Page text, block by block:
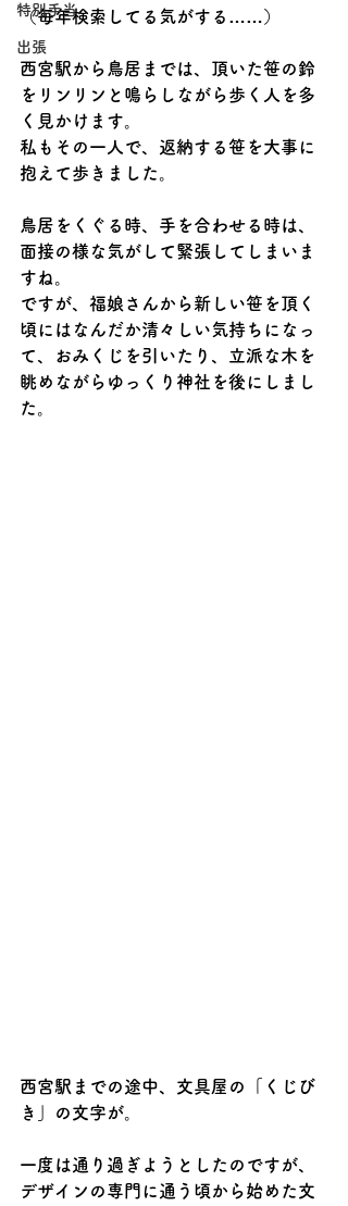
特別手当
出張
（毎年検索してる気がする……）
西宮駅から鳥居までは、頂いた笹の鈴
をリンリンと鳴らしながら歩く人を多
く見かけます。
私もその一人で、返納する笹を大事に
抱えて歩きました。
鳥居をくぐる時、手を合わせる時は、
面接の様な気がして緊張してしまいま
すね。
ですが、福娘さんから新しい笹を頂く
頃にはなんだか清々しい気持ちになっ
て、おみくじを引いたり、立派な木を
眺めながらゆっくり神社を後にしまし
た。
西宮駅までの途中、文具屋の「くじび
き」の文字が。
一度は通り過ぎようとしたのですが、
デザインの専門に通う頃から始めた文